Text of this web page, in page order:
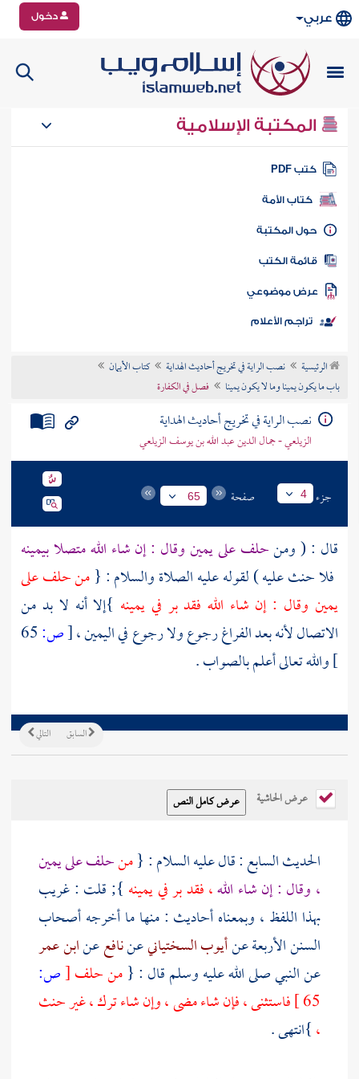
عربي دخول
المكتبة الإسلامية
كتب PDF
كتاب الأمة
المكتبة
الكتب
موضوعي
تراجم الأعلام
الرئيسية نصب الراية في تخريج أحاديث الهداية
كتاب الأيمان
باب ما يكون يمينا وما لا يكون يمينا
فصل في الكفارة
نصب الراية في تخريج أحاديث الهداية
الزيلعي - جمال الدين عبد الله بن يوسف الزيلعي
جزء 4 صفحة 65
قال : ( ومنحلف على يمين وقال : إن شاء الله متصلا بيمينه
فلا حنث عليه ) لقوله عليه الصلاة والسلام : {من حلف على
يمين وقال : إن شاء الله فقد بر في يمينه }إلا أنه لا بد من
الاتصال لأنه بعد الفراغ رجوع ولا رجوع في اليمين ،[ص:65
]والله تعالى أعلم بالصواب .
التالي السابق
عرض الحاشية
الحديث السابع : قال عليه السلام : {منحلف على يمين
، وقال : إن شاء الله، فقد بر في يمينه }; قلت : غريب
بهذا اللفظ ، وبمعناه أحاديث : منها ما أخرجه أصحاب
السنن الأربعة عنأيوب السختيانيعننافععنابن عمر
عن النبي صلى الله عليه وسلم قال : {من حلف[ص:
65 ] فاستثنى ، فإن شاء مضى ، وإن شاء ترك ، غير حنث
،}انتهى .